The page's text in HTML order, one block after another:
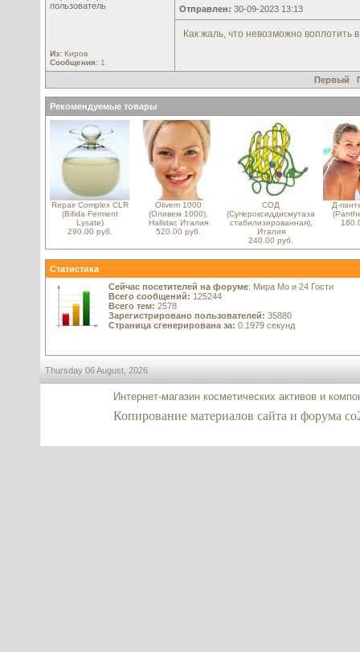
пользователь
Из: Киров
Сообщения: 1
Отправлен: 30-09-2023 13:13
Как жаль, что невозможно
Первый
Рекомендуемые товары
Repair Complex CLR
(Bifida Ferment
Lysate)
290.00 руб.
Olivem 1000
(Оливем 1000),
Hallstar, Италия
520.00 руб.
СОД
(Супероксиддисмутаза
стабилизированная),
Италия
240.00 руб.
Д-
Статистика
Сейчас посетителей на форуме: Мира Мо и 24 Гости
Всего сообщений: 125244
Всего тем: 2578
Зарегистрировано пользователей: 35880
Страница сгенерирована за: 0.1979 секунд
Thursday 06 August, 2026
Интернет-магазин косметических активов и
Копирование материалов сайта и форума